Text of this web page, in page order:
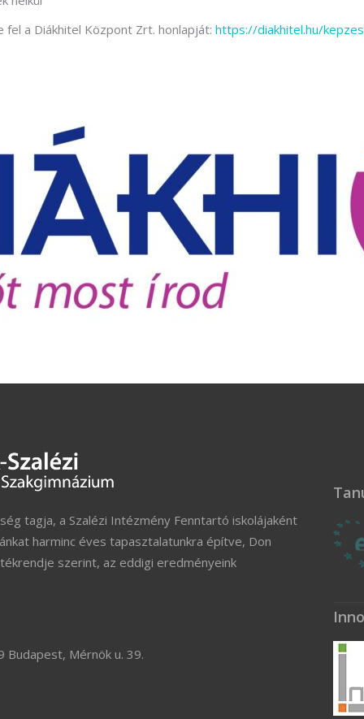
Fotográfus (Kreatív fotográfus)
Képző és iparművészeti
munkatárs (Festő)
Mozgókép- és animációkészítő
Mozgókép- és animációkészítő
a Diákhitel Központ Zrt. honlapját: https://diakhitel.hu/
tagja, a Szalézi Intézmény Fenntartó iskolájaként
harminc éves tapasztalatunkra építve, Don
szerint, az eddigi eredményeink
Budapest, Mérnök u. 39.